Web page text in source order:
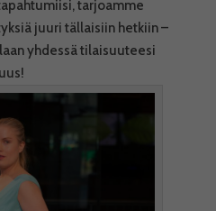
tarjoamme
juuri tällaisiin hetkiin –
yhdessä tilaisuuteesi